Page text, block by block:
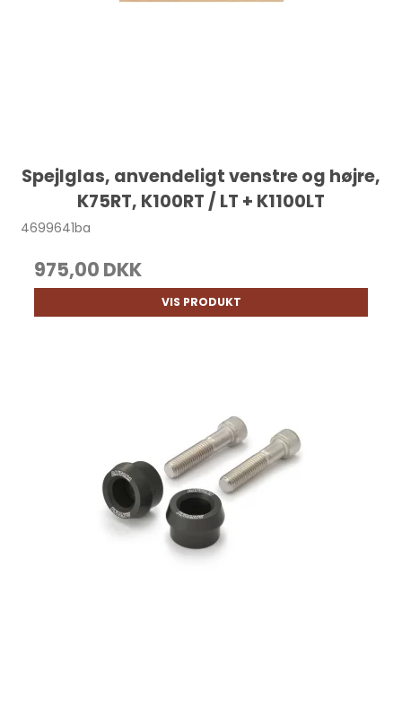
Spejlglas, anvendeligt venstre og højre,
K75RT, K100RT / LT + K1100LT
4699641ba
975,00 DKK
VIS PRODUKT